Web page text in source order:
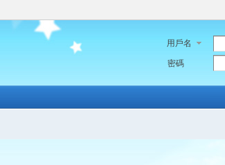
用戶名
密碼